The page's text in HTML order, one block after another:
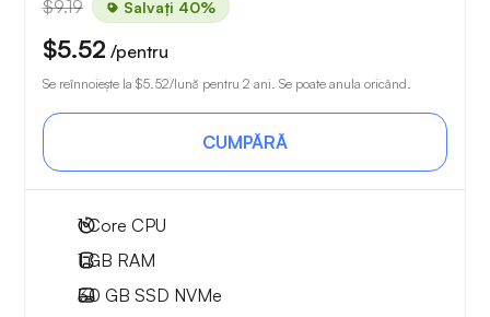
$9.19 Salvați 40%
$5.52 /pentru
Se reînnoiește la $5.52/lună pentru 2 ani. Se poate anula oricând.
CUMPĂRĂ
1Core CPU
1 GB RAM
30 GB SSD NVMe